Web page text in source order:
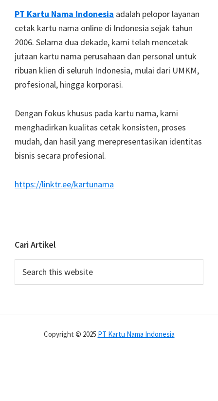
Footer
PT Kartu Nama Indonesia adalah pelopor layanan
cetak kartu nama online di Indonesia sejak tahun
2006. Selama dua dekade, kami telah mencetak
jutaan kartu nama perusahaan dan personal untuk
ribuan klien di seluruh Indonesia, mulai dari UMKM,
profesional, hingga korporasi.
Dengan fokus khusus pada kartu nama, kami
menghadirkan kualitas cetak konsisten, proses
mudah, dan hasil yang merepresentasikan identitas
bisnis secara profesional.
https://linktr.ee/kartunama
Cari Artikel
Copyright © 2025 PT Kartu Nama Indonesia